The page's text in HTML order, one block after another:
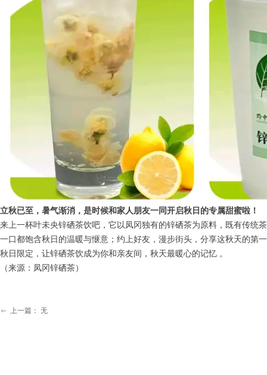
立秋已至，暑气渐消，是时候和家人朋友一同开启秋日的专属甜蜜啦！
来上一杯叶未央锌硒茶饮吧，它以凤冈独有的锌硒茶为原料，既有传统
一口都饱含秋日的温暖与惬意；约上好友，漫步街头，分享这秋天的第
秋日限定，让锌硒茶饮成为你和亲友间，秋天最暖心的记忆 。
（来源：凤冈锌硒茶）
ꂃ 上一篇： 无